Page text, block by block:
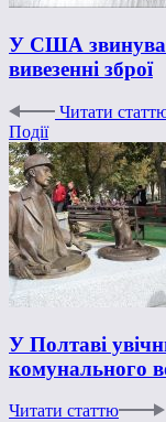
У США
вивезенні зброї
Читати
Події
У Полтаві
комунального
Читати статтю